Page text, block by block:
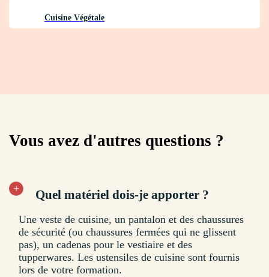
Cuisine Végétale
Vous avez d'autres questions ?
Quel matériel dois-je apporter ?
Une veste de cuisine, un pantalon et des chaussures
de sécurité (ou chaussures fermées qui ne glissent
pas), un cadenas pour le vestiaire et des
tupperwares. Les ustensiles de cuisine sont fournis
lors de votre formation.